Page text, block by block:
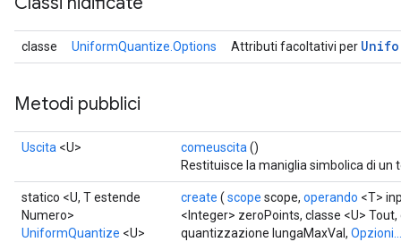
classe UniformQuantize.Options Attributi facoltativi per
Metodi pubblici
Uscita <U> comeuscita ()
Restituisce la maniglia simbolica di un
statico <U, T estende
Numero>
UniformQuantize <U>
create ( scope scope, operando <T>
<Integer> zeroPoints, classe <U>
quantizzazione lungaMaxVal, Opzioni...